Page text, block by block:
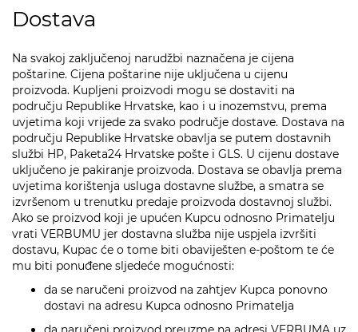
Dostava
Na svakoj zaključenoj narudžbi naznačena je cijena
poštarine. Cijena poštarine nije uključena u cijenu
proizvoda. Kupljeni proizvodi mogu se dostaviti na
području Republike Hrvatske, kao i u inozemstvu, prema
uvjetima koji vrijede za svako područje dostave. Dostava na
području Republike Hrvatske obavlja se putem dostavnih
službi HP, Paketa24 Hrvatske pošte i GLS. U cijenu dostave
uključeno je pakiranje proizvoda. Dostava se obavlja prema
uvjetima korištenja usluga dostavne službe, a smatra se
izvršenom u trenutku predaje proizvoda dostavnoj službi.
Ako se proizvod koji je upućen Kupcu odnosno Primatelju
vrati VERBUMU jer dostavna služba nije uspjela izvršiti
dostavu, Kupac će o tome biti obaviješten e-poštom te će
mu biti ponuđene sljedeće mogućnosti:
da se naručeni proizvod na zahtjev Kupca ponovno
dostavi na adresu Kupca odnosno Primatelja